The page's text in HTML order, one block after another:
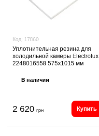
Код: 17860
Уплотнительная резина для
холодильной камеры Electrolux
2248016558 575х1015 мм
В наличии
2 620 грн Купить